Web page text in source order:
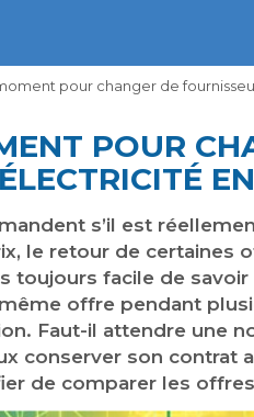
pour changer de
POUR
s’il est
le retour de
toujours facile de
offre pendant
Faut-il attendre une
conserver son contrat
de comparer les